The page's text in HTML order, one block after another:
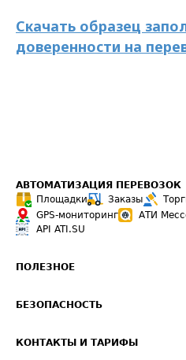
Cкачать образец
доверенности на
АВТОМАТИЗАЦИЯ ПЕРЕВОЗОК
Площадки
Заказы
GPS-мониторинг
АТИ
API ATI.SU
ПОЛЕЗНОЕ
Звезды ATI.SU на вашем сайте
БЕЗОПАСНОСТЬ
КОНТАКТЫ И ТАРИФЫ